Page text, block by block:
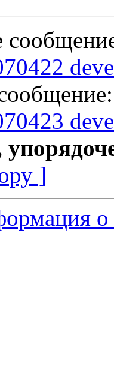
]
о